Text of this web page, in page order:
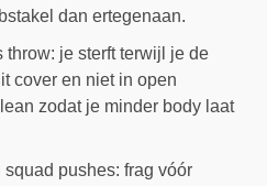
dan ertegenaan.
je sterft terwijl je de
cover en niet in open
zodat je minder body laat
pushes: frag vóór